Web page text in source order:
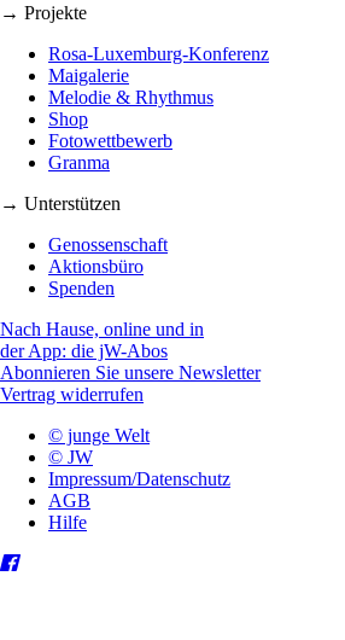
→ Projekte
Rosa-Luxemburg-Konferenz
Maigalerie
Melodie & Rhythmus
Shop
Fotowettbewerb
Granma
→ Unterstützen
Genossenschaft
Aktionsbüro
Spenden
Nach Hause, online und in
der App: die jW-Abos
Abonnieren Sie unsere Newsletter
Vertrag widerrufen
© junge Welt
© JW
Impressum/Datenschutz
AGB
Hilfe